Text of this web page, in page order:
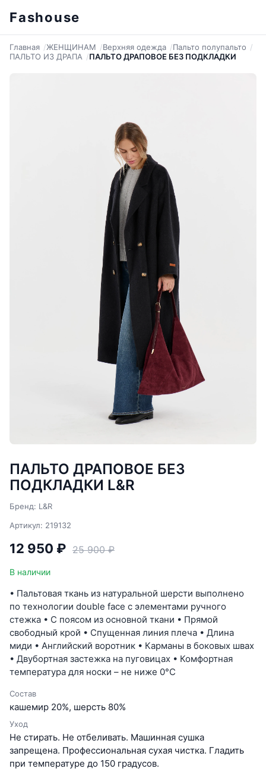
Fashouse
Главная ЖЕНЩИНАМ Верхняя одежда
Пальто полупальто
ПАЛЬТО ИЗ ДРАПА
ПАЛЬТО ДРАПОВОЕ БЕЗ ПОДКЛАДКИ
ПАЛЬТО ДРАПОВОЕ БЕЗ
ПОДКЛАДКИ L&R
Бренд: L&R
Артикул: 219132
12 950 ₽ 25 900 ₽
В наличии
• Пальтовая ткань из натуральной шерсти выполнено
по технологии double face с элементами ручного
стежка • С поясом из основной ткани • Прямой
свободный крой • Спущенная линия плеча • Длина
миди • Английский воротник • Карманы в боковых швах
• Двубортная застежка на пуговицах • Комфортная
температура для носки – не ниже 0°C
Состав
кашемир 20%, шерсть 80%
Уход
Не стирать. Не отбеливать. Машинная сушка
запрещена. Профессиональная сухая чистка. Гладить
при температуре до 150 градусов.